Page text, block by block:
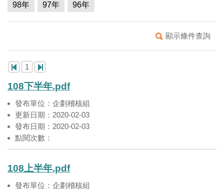
98年 97年 96年
顯示條件查詢
1
108下半年.pdf
發布單位：企劃稽核組
更新日期：2020-02-03
發布日期：2020-02-03
點閱次數：
108上半年.pdf
發布單位：企劃稽核組